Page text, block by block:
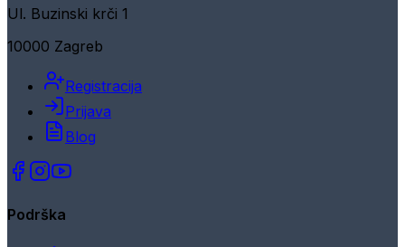
Ul. Buzinski krči 1
10000 Zagreb
Registracija
Prijava
Blog
Podrška